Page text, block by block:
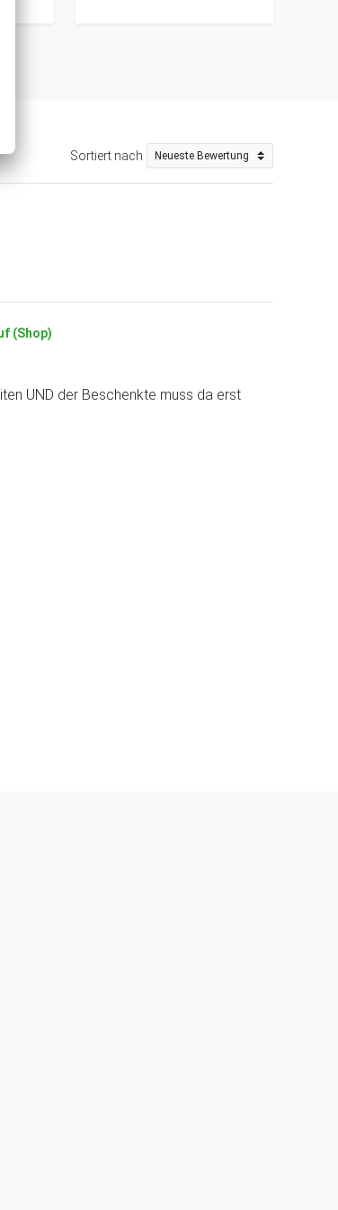
Sortiert nach
(Shop)
UND der Beschenkte muss da erst